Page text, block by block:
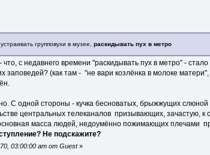
групповухи в музее, раскидывать пух в метро
с недавнего времени "раскидывать пух в метро" -
(как там - "не вари козлёнка в молоке
С одной стороны - кучка бесноватых, брыжжущих
центральных телеканалов призывающих, зачастую, к
масса людей, недоумённо пожимающих плечами
Не подскажите?
03:00:00 am от Guest»